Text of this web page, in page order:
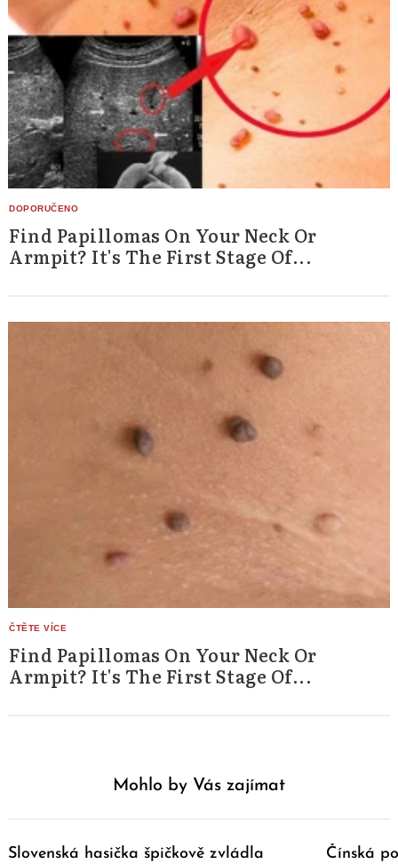
Find Papillomas On Your Neck Or
Armpit? It's The First Stage Of...
Find Papillomas On Your Neck Or
Armpit? It's The First Stage Of...
Mohlo by Vás zajímat
Slovenská hasička špičkově zvládla
Čínská